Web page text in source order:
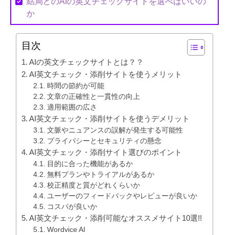
か
目次
AIの英文チェックサイトとは？？
AI英文チェック・添削サイトを使うメリット
時間の節約が可能
文章の正確性と一貫性の向上
適用範囲の広さ
AI英文チェック・添削サイトを使うデメリット
文脈やニュアンスの誤解が発生する可能性
プライバシーとセキュリティの懸念
AI英文チェック・添削サイト選びのポイント
目的に合った機能があるか
無料プランやトライアルがあるか
校正精度と質がどれくらいか
ユーザーのフィードバックやレビューが良いか
コスパが良いか
AI英文チェック・添削可能なオススメサイト10選!!
Wordvice AI